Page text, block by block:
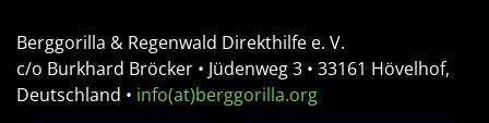
Berggorilla & Regenwald Direkthilfe e. V.
c/o Burkhard Bröcker • Jüdenweg 3 • 33161 Hövelhof,
Deutschland • info(at)berggorilla.org